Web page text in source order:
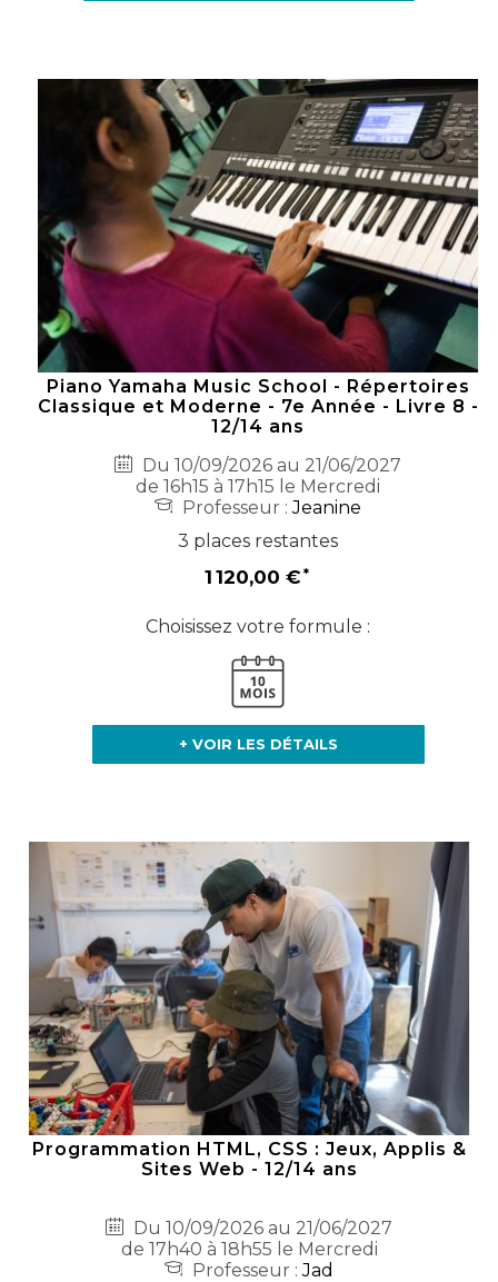
Piano Yamaha Music School - Répertoires
Classique et Moderne - 7e Année - Livre 8 -
12/14 ans
Du 10/09/2026 au 21/06/2027
de 16h15 à 17h15 le Mercredi
Professeur :Jeanine
3 places restantes
1 120,00 €
Choisissez votre formule :
+ VOIR LES DÉTAILS
Programmation HTML, CSS : Jeux, Applis &
Sites Web - 12/14 ans
Du 10/09/2026 au 21/06/2027
de 17h40 à 18h55 le Mercredi
Professeur :Jad